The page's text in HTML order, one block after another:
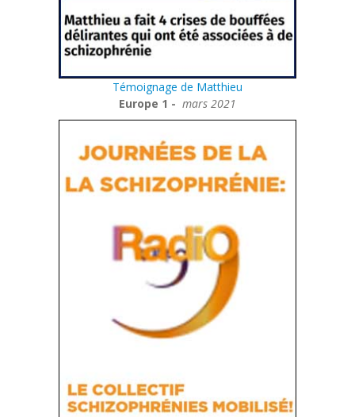
Témoignage de Matthieu
Europe 1 - mars 2021